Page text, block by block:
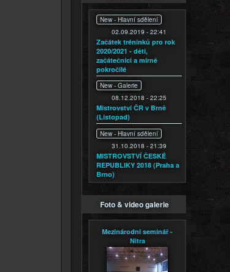
New - Hlavní sdělení
02.09.2019 - 22:41
Začátek tréninků pro rok
2020/2021 - děti,
začátečníci a mírně
pokročilé
New - Galerie
08.12.2018 - 22:25
Mistrovství ČR v Brně
(Listopad)
New - Hlavní sdělení
31.10.2018 - 21:39
MISTROVSTVÍ ČESKÉ
REPUBLIKY 2018 (Praha a
Brno)
Foto & video galerie
Mezinárodní seminář -
Nitra